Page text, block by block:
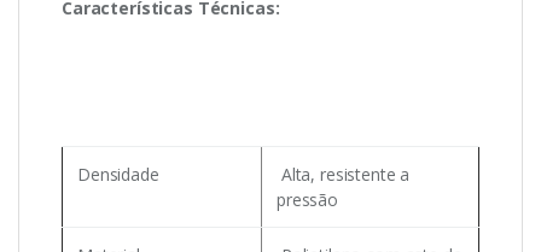
Características Técnicas:
Densidade
Alta, resistente a
pressão